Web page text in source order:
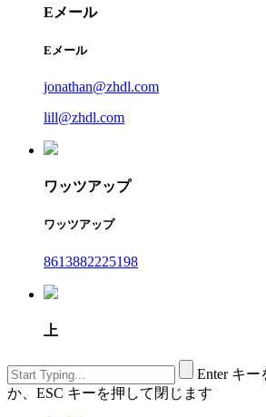
Eメール
Eメール
jonathan@zhdl.com
lill@zhdl.com
ワッツアップ
ワッツアップ
8613882225198
上
Enter キ
か、ESC キーを押して閉じます